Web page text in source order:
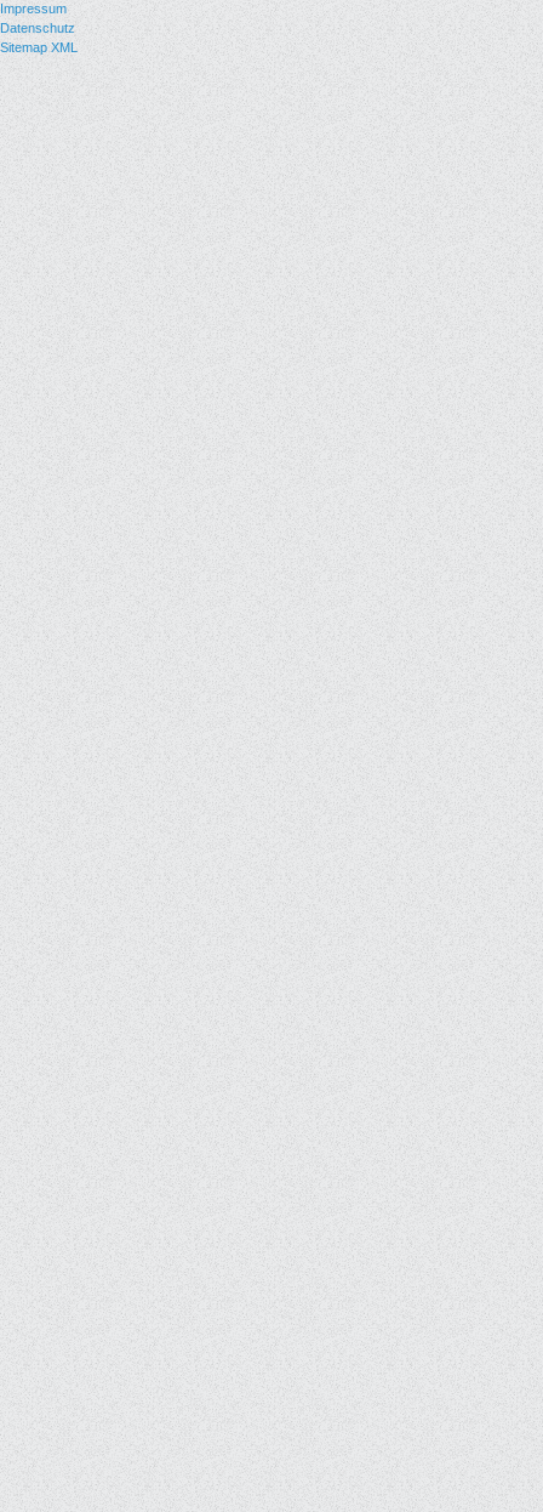
Impressum
Datenschutz
Sitemap XML